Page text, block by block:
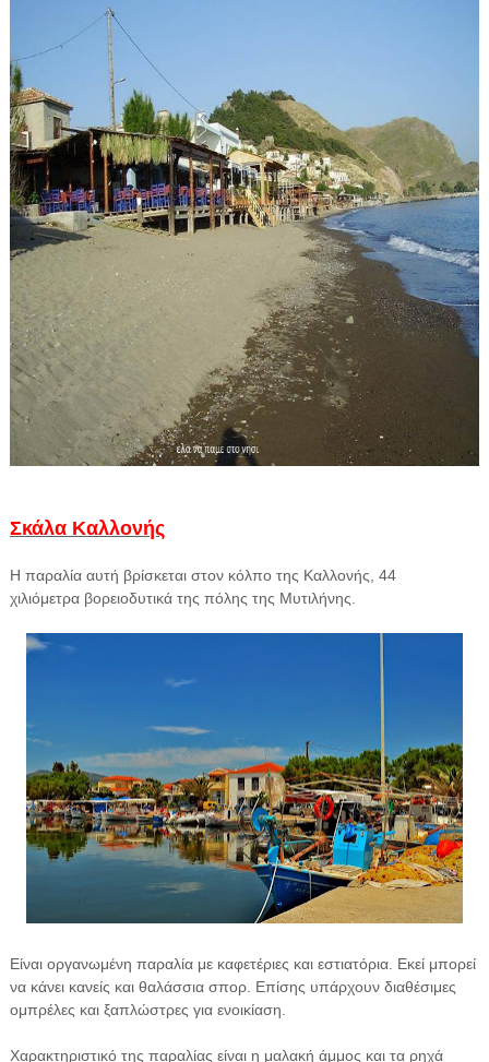
Σκάλα Καλλονής
Η παραλία αυτή βρίσκεται στον κόλπο της Καλλονής, 44
χιλιόμετρα βορειοδυτικά της πόλης της Μυτιλήνης.
Είναι οργανωμένη παραλία με καφετέριες και εστιατόρια. Εκεί μπορεί
να κάνει κανείς και θαλάσσια σπορ. Επίσης υπάρχουν διαθέσιμες
ομπρέλες και ξαπλώστρες για ενοικίαση.
Χαρακτηριστικό της παραλίας είναι η μαλακή άμμος και τα ρηχά